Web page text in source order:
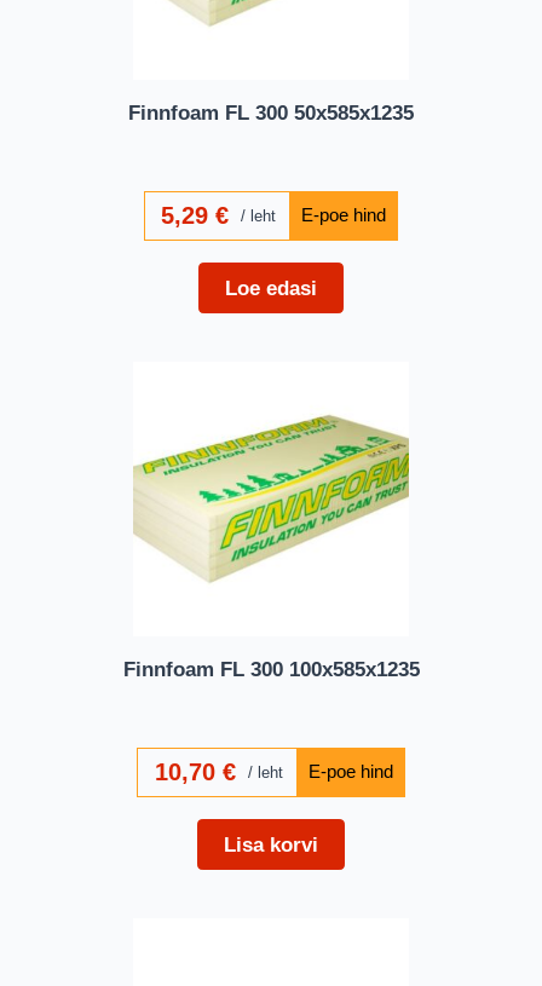
Finnfoam FL 300 50x585x1235
5,29€ leht
Loe edasi
Finnfoam FL 300 100x585x1235
10,70 € leht
Lisa korvi